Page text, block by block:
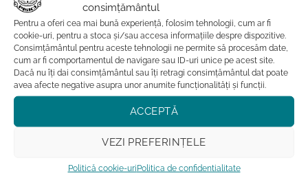
consimțământul
Pentru a oferi cea mai bună experiență, folosim tehnologii, cum ar fi
cookie-uri, pentru a stoca și/sau accesa informațiile despre dispozitive.
Consimțământul pentru aceste tehnologii ne permite să procesăm date,
cum ar fi comportamentul de navigare sau ID-uri unice pe acest site.
Dacă nu îți dai consimțământul sau îți retragi consimțământul dat poate
avea afecte negative asupra unor anumite funcționalități și funcții.
ACCEPTĂ
VEZI PREFERINȚELE
Politică cookie-uriPolitica de confidentialitate
Fii in trend si alege sustenabilitatea cu tricourile nostre
eco-friendly, purrrfecte pentru iubitorii de pisici si
pasionatii de moda deopotriva. Comanda acum si
bucura-te de confortul si calitatea tricourilor Cu Pisici.
Instructiuni de intretinere:
tricoul se spala la program scurt, pe dos, la